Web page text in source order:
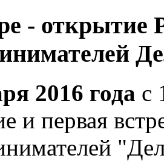
- открытие
2016 года с
и первая